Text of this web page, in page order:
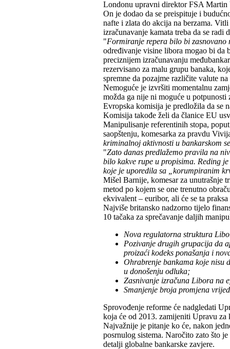
Londonu upravni direktor FSA Martin
On je dodao da se preispituje i
nafte i zlata do akcija na berzama.
izračunavanje kamata treba da se radi
"Formiranje repera bilo bi zasnovano
određivanje visine libora mogao bi da
preciznijem izračunavanju
rezervisano za malu grupu banaka,
spremne da pozajme različite valute
Nemoguće je izvršiti momentalnu
možda ga nije ni moguće u
Evropska komisija je predložila da se
Komisija takođe želi da članice EU
Manipulisanje referentinih stopa,
saopštenju, komesarka za pravdu
kriminalnoj aktivnosti u bankarskom
"Zato danas predlažemo pravila na
bilo kakve rupe u propisima. Reding
koje je uporedila sa „korumpiranim
Mišel Barnije, komesar za unutrašnje
metod po kojem se one trenutno
ekvivalent – euribor, ali će se ta
Najviše britansko nadzorno tijelo
10 tačaka za sprečavanje daljih
Nova regulatorna struktura
Pozivanje drugih grupacija da
proizaći kodeks ponašanja i
Ohrabrenje bankama koje nisu
u donošenju odluka;
Zasnivanje izračuna Libora na
Smanjenje broja promjena
Sprovođenje reforme će nadgledati
koja će od 2013. zamijeniti Upravu
Najvažnije je pitanje ko će, nakon
posrnulog sistema. Naročito zato što
detalji globalne bankarske zavjere.